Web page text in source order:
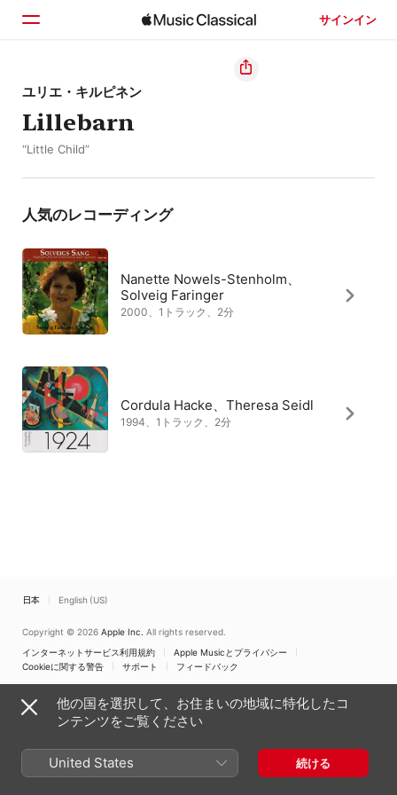
サインイン
ホーム
見つける
ユリエ・キルピネン
Lillebarn
“Little Child”
人気のレコーディング
Nanette Nowels-Stenholm、
Solveig Faringer
2000、1トラック、2分
Cordula Hacke、Theresa Seidl
1994、1トラック、2分
日本 English (US)
Copyright © 2026 Apple Inc. All rights reserved.
インターネットサービス利用規約
Apple Musicとプライバシー
Cookieに関する警告
サポート フィードバック
他の国を選択して、お住まいの地域に特化したコ
ンテンツをご覧ください
United States 続ける